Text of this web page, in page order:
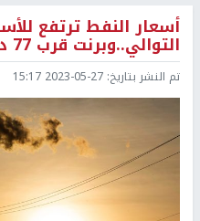
أسعار النفط ترتفع
التوالي..وبرنت قرب 77 دولارا للبرميل
تم النشر بتاريخ: 2023-05-27 15:17